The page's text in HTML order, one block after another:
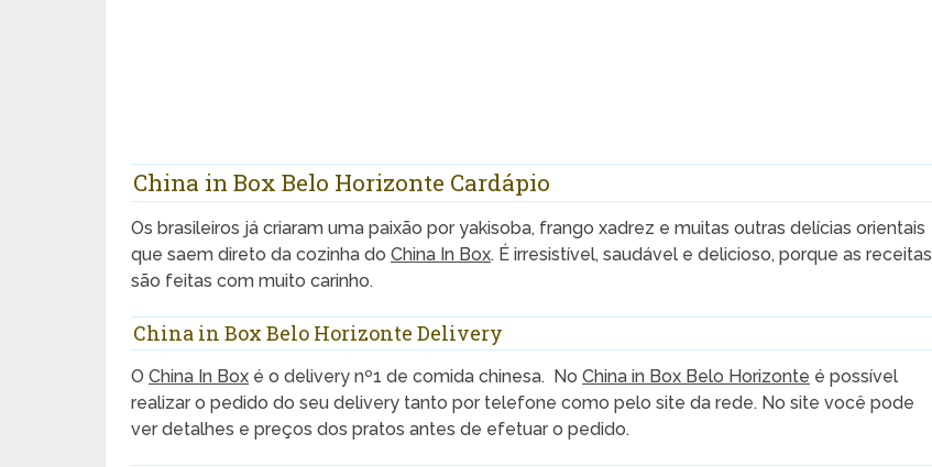
China in Box Belo Horizonte Cardápio
Os brasileiros já criaram uma paixão por yakisoba, frango xadrez e muitas outras delícias orientais
que saem direto da cozinha doChina In Box. É irresistível, saudável e delicioso, porque as receitas
são feitas com muito carinho.
China in Box Belo Horizonte Delivery
OChina In Box é o delivery nº1 de comida chinesa. NoChina in Box Belo Horizonte é possível
realizar o pedido do seu delivery tanto por telefone como pelo site da rede. No site você pode
ver detalhes e preços dos pratos antes de efetuar o pedido.